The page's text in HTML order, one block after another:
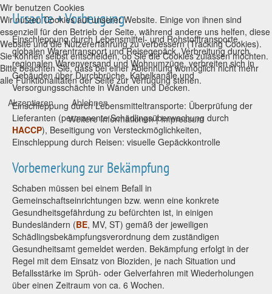
Ursache + Vorbeugung
Einschleppung durch Lebensmittel- und Rohstofftransporte,
globalen Warentransport und Reisegepäck, Verbreitung durch
regionalen Warenversand und Wohnumzüge, verbreiten sich in
Gebäuden über Durchbrüche, Kabelkanäle und
Versorgungsschächte in Wänden und Decken.
Einschleppung durch Lebensmitteltransporte: Überprüfung der
Lieferanten (permanente Schädlingsüberwachung durch
HACCP), Beseitigung von Versteckmöglichkeiten,
Einschleppung durch Reisen: visuelle Gepäckkontrolle
Vorbemerkung zur Bekämpfung
Schaben müssen bei einem Befall in
Gemeinschaftseinrichtungen bzw. wenn eine konkrete
Gesundheitsgefährdung zu befürchten ist, in einigen
Bundesländern (BE, MV, ST) gemäß der jeweiligen
Schädlingsbekämpfungsverordnung dem zuständigen
Gesundheitsamt gemeldet werden. Bekämpfung erfolgt in der
Regel mit dem Einsatz von Bioziden, je nach Situation und
Befallsstärke im Sprüh- oder Gelverfahren mit Wiederholungen
über einen Zeitraum von ca. 6 Wochen.
Wir benutzen Cookies
Wir nutzen Cookies auf unserer Website. Einige von ihnen sind
essenziell für den Betrieb der Seite, während andere uns helfen, diese
Website und die Nutzererfahrung zu verbessern (Tracking Cookies).
Sie können selbst entscheiden, ob Sie die Cookies zulassen möchten.
Bitte beachten Sie, dass bei einer Ablehnung womöglich nicht mehr
alle Funktionalitäten der Seite zur Verfügung stehen.
Akzeptieren
Ablehnen
Weitere Informationen|Impressum